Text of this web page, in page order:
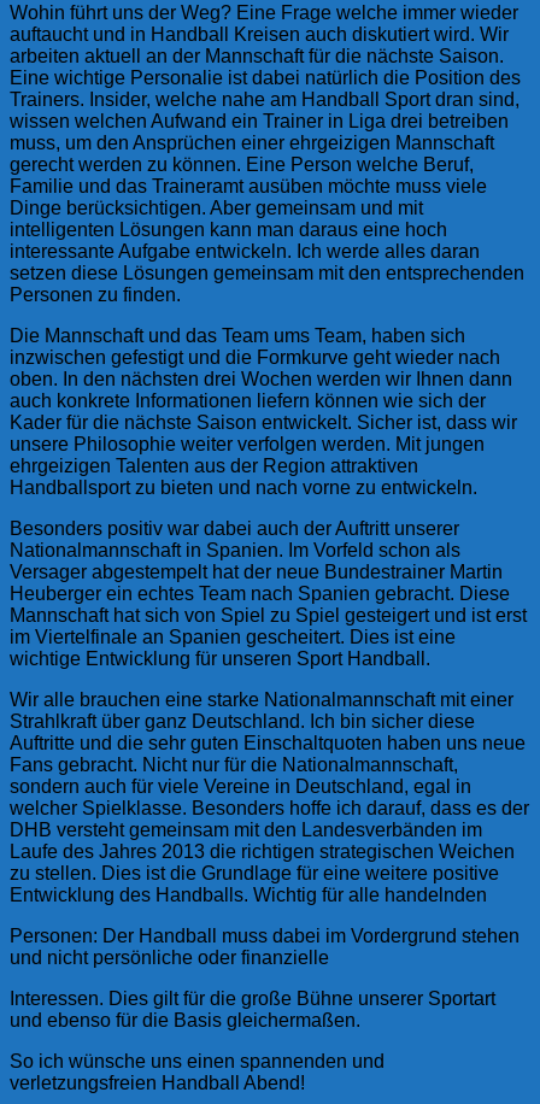
Wohin führt uns der Weg? Eine Frage welche immer wieder
auftaucht und in Handball Kreisen auch diskutiert wird. Wir
arbeiten aktuell an der Mannschaft für die nächste Saison.
Eine wichtige Personalie ist dabei natürlich die Position des
Trainers. Insider, welche nahe am Handball Sport dran sind,
wissen welchen Aufwand ein Trainer in Liga drei betreiben
muss, um den Ansprüchen einer ehrgeizigen Mannschaft
gerecht werden zu können. Eine Person welche Beruf,
Familie und das Traineramt ausüben möchte muss viele
Dinge berücksichtigen. Aber gemeinsam und mit
intelligenten Lösungen kann man daraus eine hoch
interessante Aufgabe entwickeln. Ich werde alles daran
setzen diese Lösungen gemeinsam mit den entsprechenden
Personen zu finden.
Die Mannschaft und das Team ums Team, haben sich
inzwischen gefestigt und die Formkurve geht wieder nach
oben. In den nächsten drei Wochen werden wir Ihnen dann
auch konkrete Informationen liefern können wie sich der
Kader für die nächste Saison entwickelt. Sicher ist, dass wir
unsere Philosophie weiter verfolgen werden. Mit jungen
ehrgeizigen Talenten aus der Region attraktiven
Handballsport zu bieten und nach vorne zu entwickeln.
Besonders positiv war dabei auch der Auftritt unserer
Nationalmannschaft in Spanien. Im Vorfeld schon als
Versager abgestempelt hat der neue Bundestrainer Martin
Heuberger ein echtes Team nach Spanien gebracht. Diese
Mannschaft hat sich von Spiel zu Spiel gesteigert und ist erst
im Viertelfinale an Spanien gescheitert. Dies ist eine
wichtige Entwicklung für unseren Sport Handball.
Wir alle brauchen eine starke Nationalmannschaft mit einer
Strahlkraft über ganz Deutschland. Ich bin sicher diese
Auftritte und die sehr guten Einschaltquoten haben uns neue
Fans gebracht. Nicht nur für die Nationalmannschaft,
sondern auch für viele Vereine in Deutschland, egal in
welcher Spielklasse. Besonders hoffe ich darauf, dass es der
DHB versteht gemeinsam mit den Landesverbänden im
Laufe des Jahres 2013 die richtigen strategischen Weichen
zu stellen. Dies ist die Grundlage für eine weitere positive
Entwicklung des Handballs. Wichtig für alle handelnden
Personen: Der Handball muss dabei im Vordergrund stehen
und nicht persönliche oder finanzielle
Interessen. Dies gilt für die große Bühne unserer Sportart
und ebenso für die Basis gleichermaßen.
So ich wünsche uns einen spannenden und
verletzungsfreien Handball Abend!